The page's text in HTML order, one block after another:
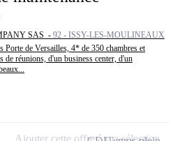
SAS - 92 - ISSY-LES-MOULINEAUX
de Versailles, 4* de 350 chambres et
de réunions, d'un business center, d'un
Ajouter cette offre à ma sélection